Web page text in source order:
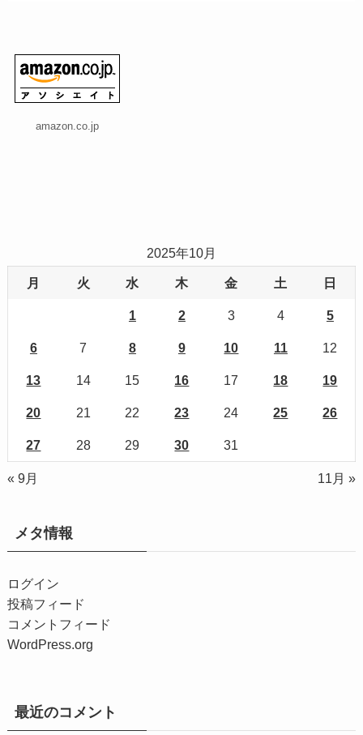
amazon.co.jp
2025年10月
月 火 水 木 金 土 日
1 2 3 4 5
6 7 8 9 10 11 12
13 14 15 16 17 18 19
20 21 22 23 24 25 26
27 28 29 30 31
« 9月 11月 »
メタ情報
ログイン
投稿フィード
コメントフィード
WordPress.org
最近のコメント